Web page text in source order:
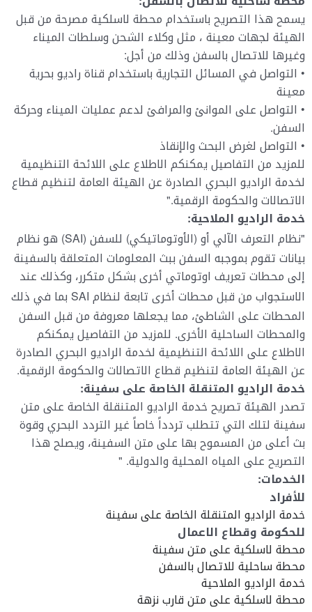
يسمح هذا التصريح باستخدام محطة لاسلكية مصرحة من قبل
الهيئة لجهات معينة ، مثل وكلاء الشحن وسلطات الميناء
وغيرها للاتصال بالسفن وذلك من أجل:
• التواصل في المسائل التجارية باستخدام قناة راديو بحرية
معينة
• التواصل على الموانئ والمرافئ لدعم عمليات الميناء وحركة
السفن.
• التواصل لغرض البحث والإنقاذ
للمزيد من التفاصيل يمكنكم الاطلاع على اللائحة التنظيمية
لخدمة الراديو البحري الصادرة عن الهيئة العامة لتنظيم قطاع
الاتصالات والحكومة الرقمية."
خدمة الراديو الملاحية:
"نظام التعرف الآلي أو (الأوتوماتيكي) للسفن (AI S) هو نظام
بيانات تقوم بموجبه السفن ببث المعلومات المتعلقة بالسفينة
إلى محطات تعريف اوتوماتي أخرى بشكل متكرر، وكذلك عند
الاستجواب من قبل محطات أخرى تابعة لنظامAI S بما في ذلك
المحطات على الشاطئ، مما يجعلها معروفة من قبل السفن
والمحطات الساحلية الأخرى. للمزيد من التفاصيل يمكنكم
الاطلاع على اللائحة التنظيمية لخدمة الراديو البحري الصادرة
عن الهيئة العامة لتنظيم قطاع الاتصالات والحكومة الرقمية.
خدمة الراديو المتنقلة الخاصة على سفينة:
تصدر الهيئة تصريح خدمة الراديو المتنقلة الخاصة على متن
سفينة لتلك التي تتطلب تردداً خاصاً غير التردد البحري وقوة
بث أعلى من المسموح بها على متن السفينة، ويصلح هذا
التصريح على المياه المحلية والدولية. "
الخدمات:
للأفراد
خدمة الراديو المتنقلة الخاصة على سفينة
للحكومة وقطاع الاعمال
محطة لاسلكية على متن سفينة
محطة ساحلية للاتصال بالسفن
خدمة الراديو الملاحية
محطة لاسلكية على متن قارب نزهة